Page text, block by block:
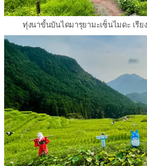
ทุ่งนาขั้นบันไดมารุยามะเซ็นไมดะ เรีย